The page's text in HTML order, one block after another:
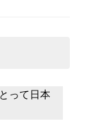
って日本